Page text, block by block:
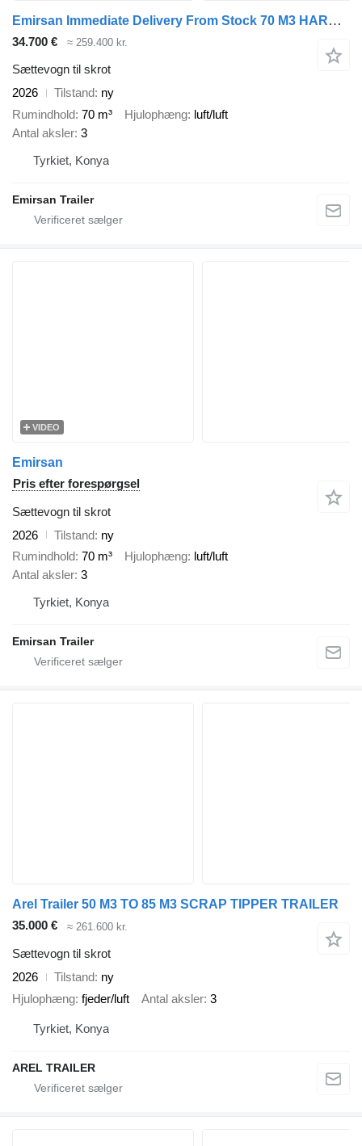
Emirsan Immediate Delivery From Stock 70 M3 HARDOX ACCORDION TIPPER
34.700 € ≈ 259.400 kr.
Sættevogn til skrot
2026
Tilstand
ny
Rumindhold 70 m³ Hjulophæng luft/luft
Antal aksler 3
Tyrkiet, Konya
Emirsan Trailer
VIDEO
Emirsan
Pris efter forespørgsel
Sættevogn til skrot
2026
Tilstand ny
Rumindhold 70 m³ Hjulophæng
luft/luft
Antal aksler 3
Tyrkiet, Konya
Emirsan Trailer
Arel Trailer 50 M3 TO 85 M3 SCRAP TIPPER TRAILER
35.000 €
≈ 261.600 kr.
Sættevogn til skrot
2026
Tilstand ny
Hjulophæng fjeder/luft Antal aksler 3
Tyrkiet, Konya
AREL TRAILER